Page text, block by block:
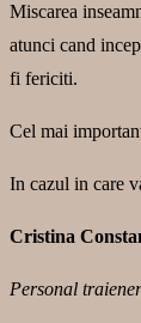
Miscarea
atunci cand
fi fericiti.
Cel mai
In cazul in care
Cristina
Personal